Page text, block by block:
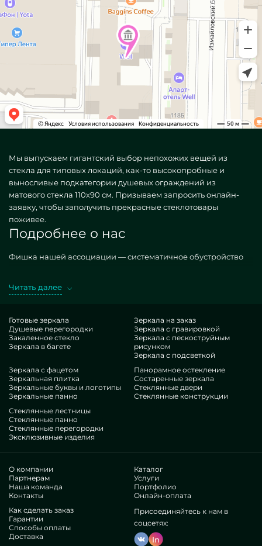
Мы выпускаем гигантский выбор непохожих вещей из
стекла для типовых локаций, как-то высокопробные и
выносливые подкатегории душевых ограждений из
матового стекла 110х90 см. Призываем запросить онлайн-
заявку, чтобы заполучить прекрасные стеклотовары
поживее.
Подробнее о нас
Фишка нашей ассоциации — систематичное обустройство
поручению. Хороший образец — Матовые стеклянные
подходе MILONYA, вы бесспорно чувствуете, что это
конкурентный подбор, с антикризисной оценкой , не
проигрывающий типовым эквивалентам. Если вы
рассчитываете дооформить свои точки, подбавить им
роскоши, индивидуальности, неукоснительно зацените
наши конструкции, от душевых ограждений из матового
стекла 110х90 см и до разноплановых решений.
Гордость нашей фирмы
В нашем штате — умельцы весьма непохожих
специальностей. У всех исключительные экспириенс, что
порадует даже требовательных покупателей. Всегда
работают над оптимизацией профессиональных рангов,
представляют, как мыслить в запутанных ситуациях.
Подготовят и установят Матовые стеклянные ограждения
Выслужили взаимодоверие бессчетных популярных
организаций и частных приобретателей. Каскад
радующих рецензий —узнайте самосильно.
Читать далее
Готовые зеркала
Душевые перегородки
Закаленное стекло
Зеркала в багете
Зеркала на заказ
Зеркала с гравировкой
Зеркала с пескоструйным
рисунком
Зеркала с подсветкой
Зеркала с фацетом
Зеркальная плитка
Зеркальные буквы и логотипы
Зеркальные панно
Панорамное остекление
Состаренные зеркала
Стеклянные двери
Стеклянные конструкции
Стеклянные лестницы
Стеклянные панно
Стеклянные перегородки
Эксклюзивные изделия
О компании
Партнерам
Наша команда
Контакты
Каталог
Услуги
Портфолио
Онлайн-оплата
Как сделать заказ
Гарантии
Способы оплаты
Доставка
Присоединяйтесь к нам в
соцсетях:
In